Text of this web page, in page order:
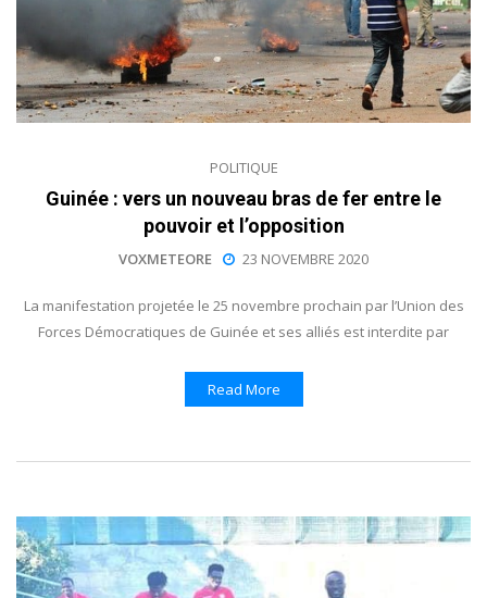
POLITIQUE
Guinée : vers un nouveau bras de fer entre le
pouvoir et l’opposition
VOXMETEORE 23 NOVEMBRE 2020
La manifestation projetée le 25 novembre prochain par l’Union des
Forces Démocratiques de Guinée et ses alliés est interdite par
Read More